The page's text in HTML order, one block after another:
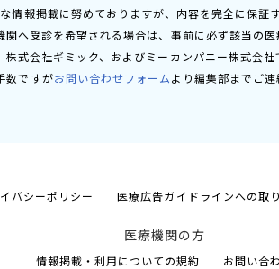
情報掲載に努めておりますが、内容を完全に保証
へ受診を希望される場合は、事前に必ず該当の医
式会社ギミック、およびミーカンパニー株式会
数ですがお問い合わせフォームより編集部までご
バシーポリシー 医療広告ガイドラインへの取
医療機関の方
情報掲載・利用についての規約 お問い合